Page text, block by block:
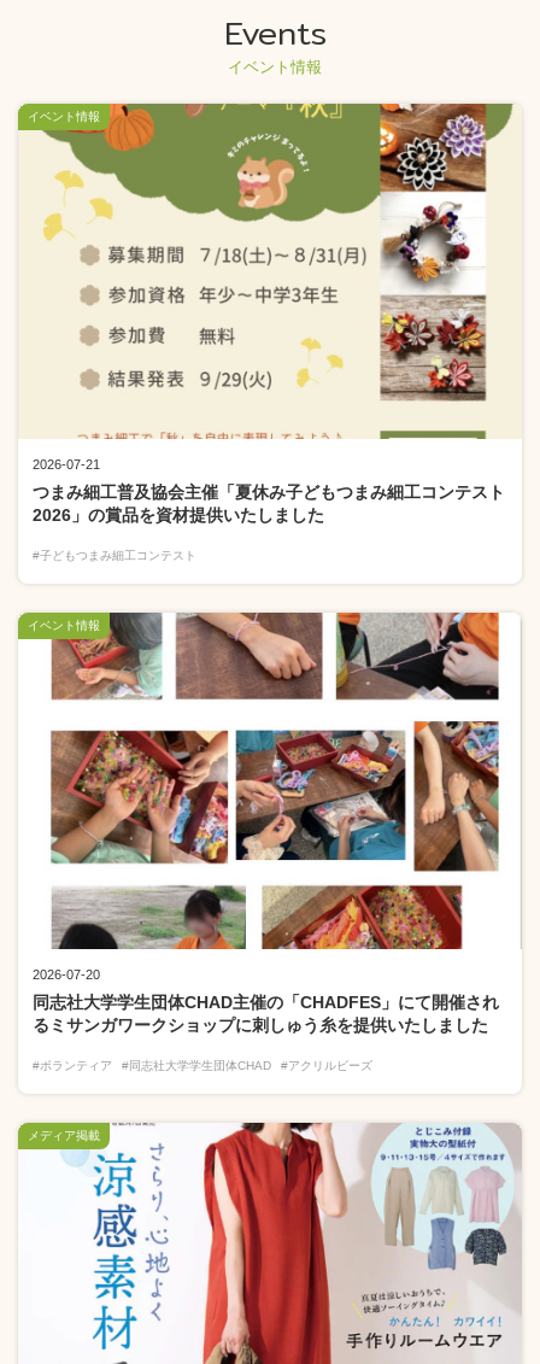
Events
イベント情報
2026-07-21
つまみ細工普及協会主催「夏休み子どもつまみ細工コンテスト
2026」の賞品を資材提供いたしました
#子どもつまみ細工コンテスト
イベント情報
2026-07-20
同志社大学学生団体CHAD主催の「CHADFES」にて開催され
るミサンガワークショップに刺しゅう糸を提供いたしました
#ボランティア #同志社大学学生団体CHAD #アクリルビーズ
イベント情報
メディア掲載